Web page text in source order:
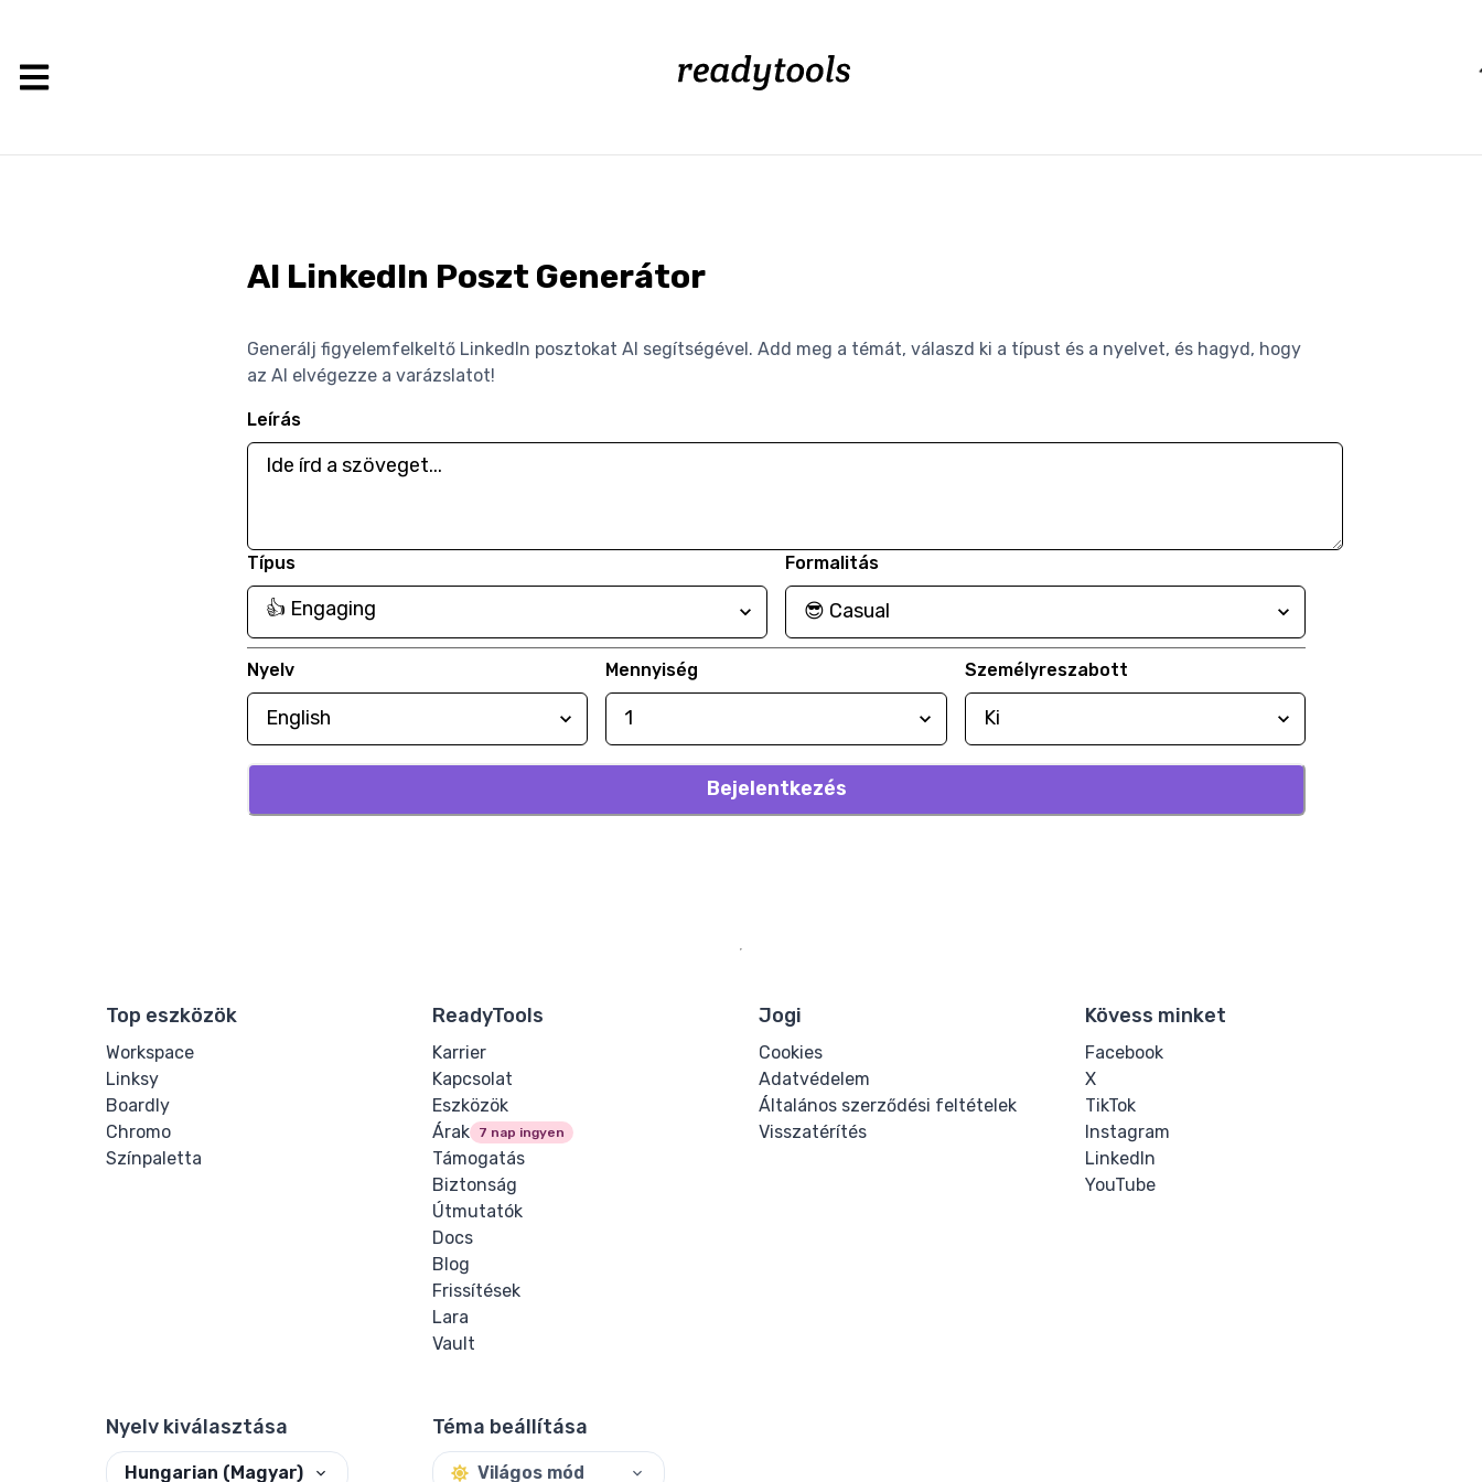
AI LinkedIn Poszt Generátor
Generálj figyelemfelkeltő LinkedIn posztokat AI segítségével. Add meg a témát, válaszd ki a típust és a nyelvet, és hagyd, hogy
az AI elvégezze a varázslatot!
Leírás
Típus Formalitás
Nyelv Mennyiség Személyreszabott
Bejelentkezés
Top eszközök
Workspace
Linksy
Boardly
Chromo
Színpaletta
ReadyTools
Karrier
Kapcsolat
Eszközök
Árak
7 nap ingyen
Támogatás
Biztonság
Útmutatók
Docs
Blog
Frissítések
Lara
Vault
Jogi
Cookies
Adatvédelem
Általános szerződési feltételek
Visszatérítés
Kövess minket
Facebook
X
TikTok
Instagram
LinkedIn
YouTube
Nyelv kiválasztása
Hungarian (Magyar)
Téma beállítása
Világos mód